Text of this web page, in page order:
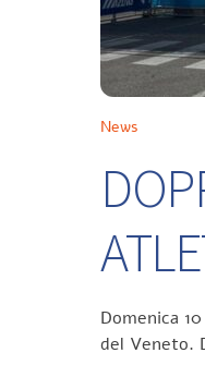
News
Domenica
del Veneto.